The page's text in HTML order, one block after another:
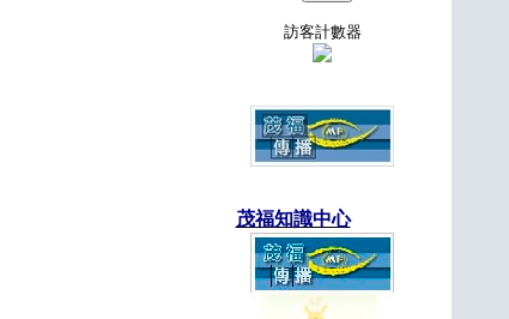
訪客計數器
茂福知識中心